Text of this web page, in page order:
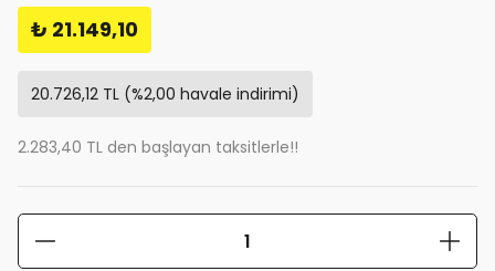
₺ 21.149,10
20.726,12 TL (%2,00 havale indirimi)
2.283,40 TL den başlayan taksitlerle!!